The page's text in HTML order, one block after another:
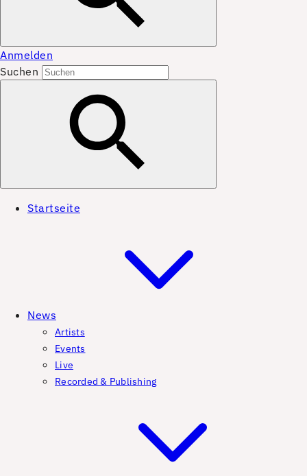
Anmelden
Suchen
Startseite
News
Artists
Events
Live
Recorded & Publishing